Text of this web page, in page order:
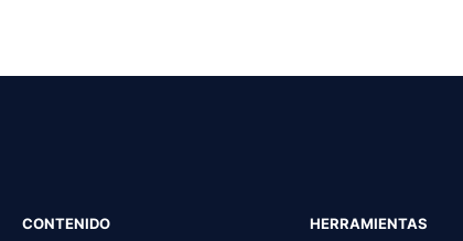
CONTENIDO HERRAMIENTAS